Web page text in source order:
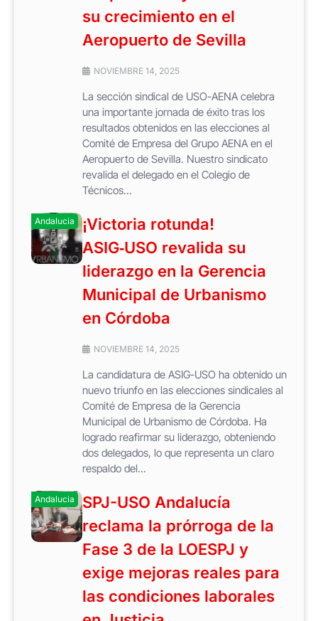
su crecimiento en el
Aeropuerto de Sevilla
NOVIEMBRE 14, 2025
La sección sindical de USO-AENA celebra
una importante jornada de éxito tras los
resultados obtenidos en las elecciones al
Comité de Empresa del Grupo AENA en el
Aeropuerto de Sevilla. Nuestro sindicato
revalida el delegado en el Colegio de
Técnicos...
Andalucia
¡Victoria rotunda!
ASIG‑USO revalida su
liderazgo en la Gerencia
Municipal de Urbanismo
en Córdoba
NOVIEMBRE 14, 2025
La candidatura de ASIG-USO ha obtenido un
nuevo triunfo en las elecciones sindicales al
Comité de Empresa de la Gerencia
Municipal de Urbanismo de Córdoba. Ha
logrado reafirmar su liderazgo, obteniendo
dos delegados, lo que representa un claro
respaldo del...
Andalucia
SPJ-USO Andalucía
reclama la prórroga de la
Fase 3 de la LOESPJ y
exige mejoras reales para
las condiciones laborales